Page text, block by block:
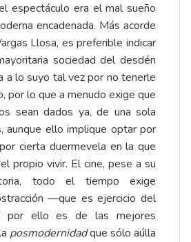
espectáculo era el mal sueño
encadenada. Más acorde
Llosa, es preferible indicar
sociedad del desdén
a lo suyo tal vez por no tenerle
por lo que a menudo exige que
sean dados ya, de una sola
aunque ello implique optar por
cierta duermevela en la que
propio vivir. El cine, pese a su
todo el tiempo exige
—que es ejercicio del
por ello es de las mejores
posmodernidadque sólo aúlla